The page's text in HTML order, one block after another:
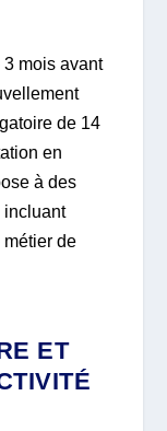
3 mois avant
de 14
en
à des
incluant
métier de
ET